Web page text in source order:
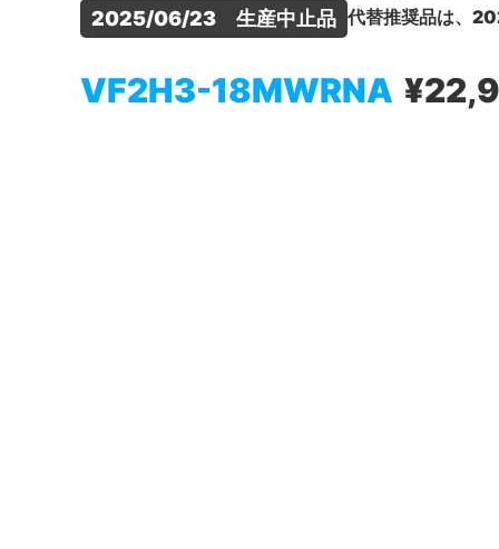
2025/06/23　生産中止品 代替推奨品は、
VF2H3-18MWRNA